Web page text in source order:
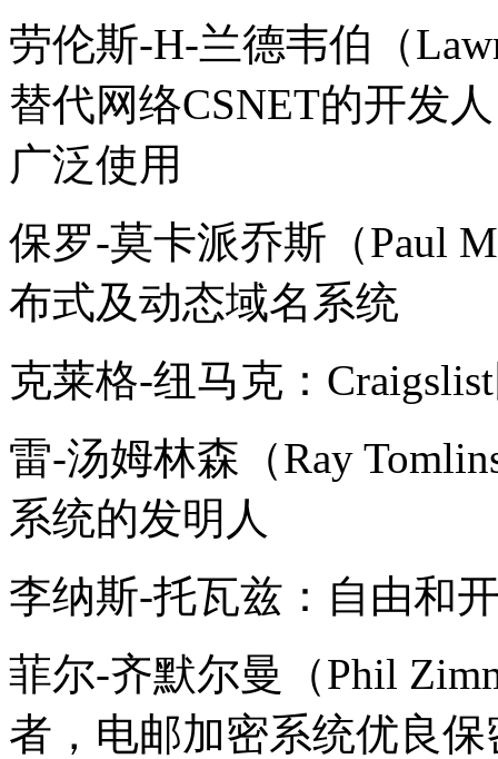
劳伦斯-H-兰德韦伯（
替代网络CSNET的开发
广泛使用
保罗-莫卡派乔斯（Paul
布式及动态域名系统
克莱格-纽马克：
雷-汤姆林森（Ray
系统的发明人
李纳斯-托瓦兹：自由和
菲尔-齐默尔曼（Phil
者，电邮加密系统优良保